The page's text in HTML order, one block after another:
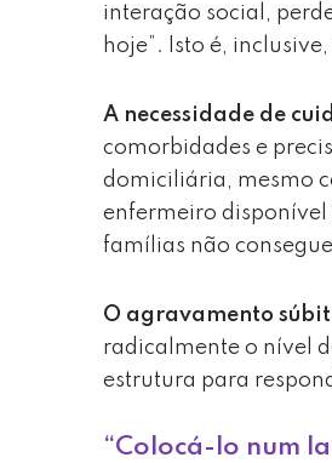
interação social,
hoje”. Isto é,
A necessidade de
comorbidades e
domiciliária, mesmo
enfermeiro disponível
famílias não
O agravamento
radicalmente o nível
estrutura para
“Colocá-lo num